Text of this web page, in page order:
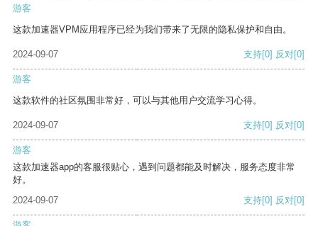
游客
这款加速器VPM应用程序已经为我们带来了无限的隐私保护和自由。
2024-09-07 支持[0] 反对[0]
游客
这款软件的社区氛围非常好，可以与其他用户交流学习心得。
2024-09-07 支持[0] 反对[0]
游客
这款加速器app的客服很贴心，遇到问题都能及时解决，服务态度非常
好。
2024-09-07
支持[0] 反对[0]